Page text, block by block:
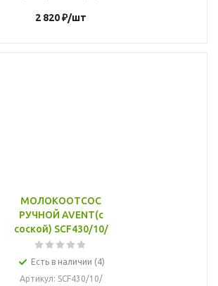
2 820₽/шт
МОЛОКООТСОС
РУЧНОЙ AVENT(с
соской) SCF430/10/
Есть в наличии (4)
Артикул: SCF430/10/